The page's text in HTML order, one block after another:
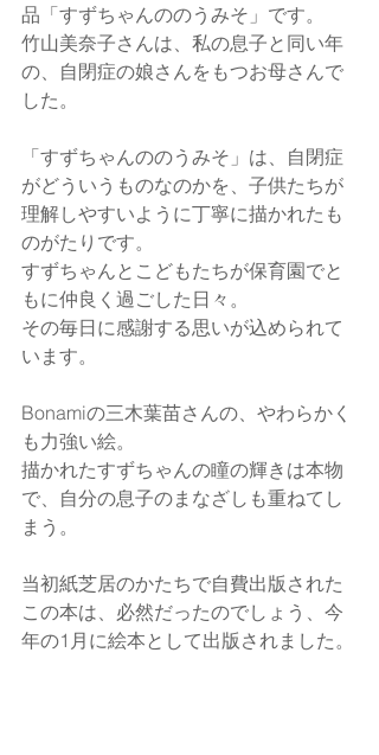
品「すずちゃんののうみそ」です。
竹山美奈子さんは、私の息子と同い年
の、自閉症の娘さんをもつお母さんで
した。
「すずちゃんののうみそ」は、自閉症
がどういうものなのかを、子供たちが
理解しやすいように丁寧に描かれたも
のがたりです。
すずちゃんとこどもたちが保育園でと
もに仲良く過ごした日々。
その毎日に感謝する思いが込められて
います。
Bonamiの三木葉苗さんの、やわらかく
も力強い絵。
描かれたすずちゃんの瞳の輝きは本物
で、自分の息子のまなざしも重ねてし
まう。
当初紙芝居のかたちで自費出版された
この本は、必然だったのでしょう、今
年の1月に絵本として出版されました。